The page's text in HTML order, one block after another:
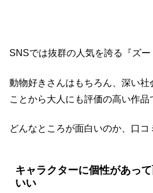
SNSでは抜群の人気を誇る『ズー
動物好きさんはもちろん、深い社
ことから大人にも評価の高い作品
どんなところが面白いのか、口コ
キャラクターに個性があっ
いい